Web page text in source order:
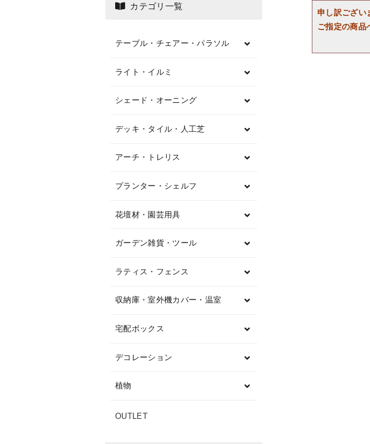
申し訳ござい
ご指定の商品
カテゴリ一覧
テーブル・チェアー・パラソル
ライト・イルミ
シェード・オーニング
デッキ・タイル・人工芝
アーチ・トレリス
プランター・シェルフ
花壇材・園芸用具
ガーデン雑貨・ツール
ラティス・フェンス
収納庫・室外機カバー・温室
宅配ボックス
デコレーション
植物
OUTLET